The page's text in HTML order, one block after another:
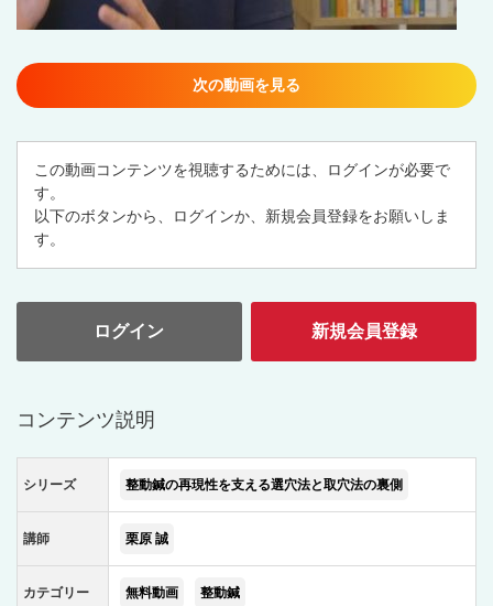
次の動画を見る
この動画コンテンツを視聴するためには、ログインが必要で
す。
以下のボタンから、ログインか、新規会員登録をお願いしま
す。
ログイン 新規会員登録
コンテンツ説明
シリーズ 整動鍼の再現性を支える選穴法と取穴法の裏側
講師 栗原 誠
カテゴリー 無料動画 整動鍼